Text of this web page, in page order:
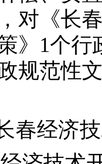
对 《长
》 1个行
规范性
春经济